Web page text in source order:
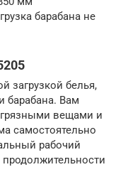
барабана не
загрузкой белья,
барабана. Вам
грязными вещами и
самостоятельно
рабочий